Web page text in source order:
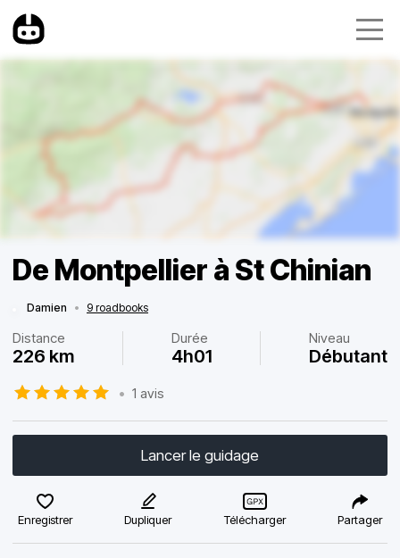
De Montpellier à St Chinian
Damien • 9 roadbooks
Distance
226 km
Durée
4h01
Niveau
Débutant
• 1 avis
Lancer le guidage
Enregistrer Dupliquer Télécharger Partager